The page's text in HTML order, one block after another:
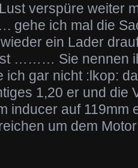
verspüre weiter
gehe ich mal die
ein Lader
……… Sie nennen
gar nicht :lkop:
1,20 er und die
inducer auf
um dem